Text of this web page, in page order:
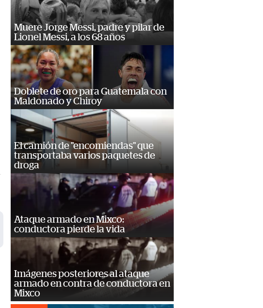
Muere Jorge Messi, padre y pilar de
Lionel Messi, a los 68 años
Doblete de oro para Guatemala con
Maldonado y Chiroy
El camión de "encomiendas" que
transportaba varios paquetes de
droga
Ataque armado en Mixco:
conductora pierde la vida
Imágenes posteriores al ataque
armado en contra de conductora en
Mixco